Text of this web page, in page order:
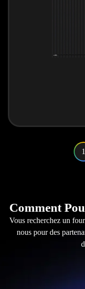
1
Comment
Vous recherchez un
nous pour des